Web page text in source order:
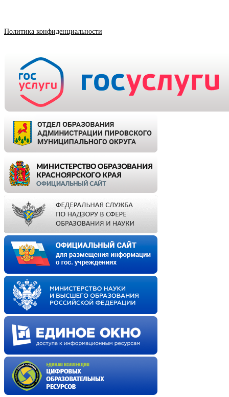
Политика конфиденциальности